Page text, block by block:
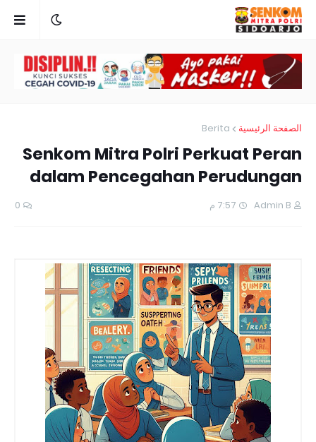
الصفحة الرئيسية Berita
Senkom Mitra Polri Perkuat Peran
dalam Pencegahan Perudungan
Admin B 7:57 م 0